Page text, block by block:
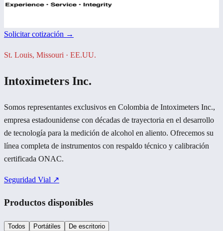
Solicitar cotización →
St. Louis, Missouri · EE.UU.
Intoximeters Inc.
Somos representantes exclusivos en Colombia de Intoximeters Inc.,
empresa estadounidense con décadas de trayectoria en el desarrollo
de tecnología para la medición de alcohol en aliento. Ofrecemos su
línea completa de instrumentos con respaldo técnico y calibración
certificada ONAC.
Seguridad Vial ↗
Productos disponibles
Todos Portátiles De escritorio